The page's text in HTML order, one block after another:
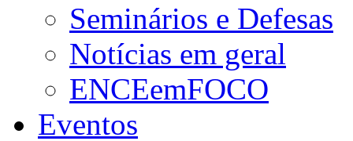
Seminários e Defesas
Notícias em geral
ENCEemFOCO
Eventos